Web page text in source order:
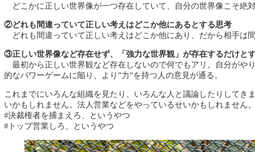
どこかに正しい世界像が一つ存在していて、自分の世界像こそ絶
②どれも間違っていて正しい考えはどこか他にあるとする思考
どれも間違っていて正しい考えはどこか他にあり、だから相手は
③正しい世界像など存在せず、「強力な世界観」が存在するだけと
最初から正しい世界観など存在しないので何でもアリ。自分がや
的なパワーゲームに陥り、より”力”を持つ人の意見が通る。
これまでにいろんな組織を見たり、いろんな人と議論したりして
いかもしれません。法人営業などをやっているせいかもしれませ
#決裁権者を捕まえろ、というやつ
#トップ営業しろ、というやつ